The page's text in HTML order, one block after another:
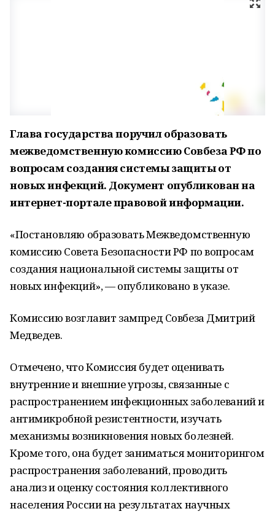
Глава государства поручил образовать
межведомственную комиссию Совбеза РФ по
вопросам создания системы защиты от
новых инфекций. Документ опубликован на
интернет-портале правовой информации.
«Постановляю образовать Межведомственную
комиссию Совета Безопасности РФ по вопросам
создания национальной системы защиты от
новых инфекций», — опубликовано в указе.
Комиссию возглавит зампред Совбеза Дмитрий
Медведев.
Отмечено, что Комиссия будет оценивать
внутренние и внешние угрозы, связанные с
распространением инфекционных заболеваний и
антимикробной резистентности, изучать
механизмы возникновения новых болезней.
Кроме того, она будет заниматься мониторингом
распространения заболеваний, проводить
анализ и оценку состояния коллективного
населения России на результатах научных